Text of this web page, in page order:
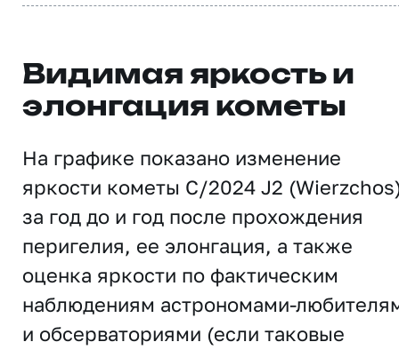
Видимая яркость и
элонгация кометы
На графике показано изменение
яркости кометы C/2024 J2
за год до и год после прохождения
перигелия, ее элонгация, а также
оценка яркости по фактическим
наблюдениям астрономами-
и обсерваториями (если таковые